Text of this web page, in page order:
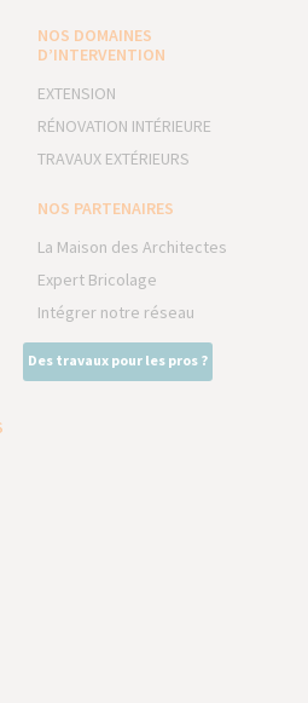
NOS DOMAINES
D’INTERVENTION
EXTENSION
RÉNOVATION INTÉRIEURE
TRAVAUX EXTÉRIEURS
NOS PARTENAIRES
La Maison des Architectes
Expert Bricolage
Intégrer notre réseau
Des travaux pour les pros ?